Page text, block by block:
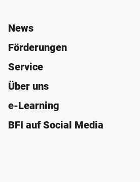
News
Förderungen
Service
Über uns
e-Learning
BFI auf Social Media